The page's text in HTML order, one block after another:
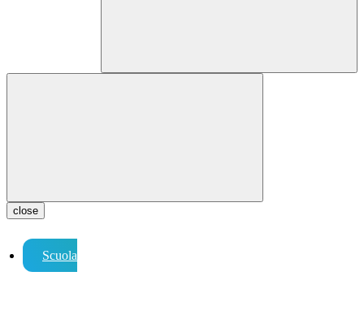
close
Scuola